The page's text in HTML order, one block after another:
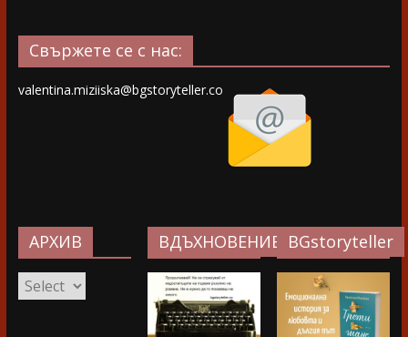
Свържете се с нас:
valentina.miziiska@bgstoryteller.co
АРХИВ
АРХИВ
ВДЪХНОВЕНИЕ…BGstoryteller